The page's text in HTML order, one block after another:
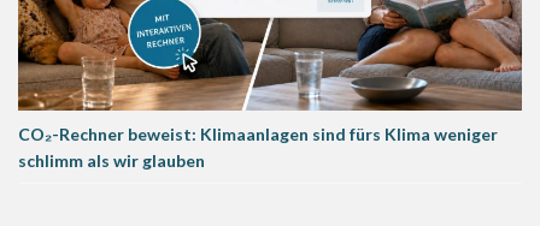
CO₂-Rechner beweist: Klimaanlagen sind fürs Klima weniger
schlimm als wir glauben